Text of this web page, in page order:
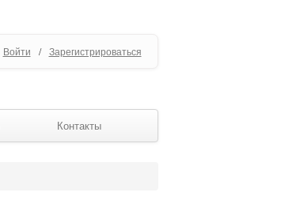
Войти / Зарегистрироваться
Контакты